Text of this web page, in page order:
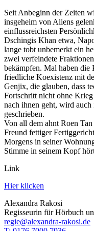
Seit Anbeginn der Zeiten
insgeheim von Aliens
einflussreichsten
Dschingis Khan etwa,
lange tobt unbemerkt ein
zwei verfeindete
bekämpfen. Mal haben die
friedliche Koexistenz mit
Genjix, die glauben, dass
Fortschritt nicht ohne
nach ihnen geht, wird
geschrieben.
Von all dem ahnt Roen
Freund fettiger
Morgens in seiner
Stimme in seinem Kopf
Link
Hier klicken
Alexandra Rakosi
Regisseurin für Hörbuch
regie@alexandra-rakosi.de